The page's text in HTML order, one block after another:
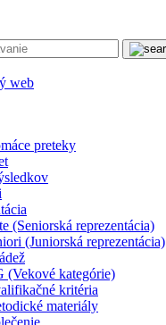
web
preteky
(Seniorská reprezentácia)
(Juniorská reprezentácia)
(Vekové kategórie)
kritéria
materiály